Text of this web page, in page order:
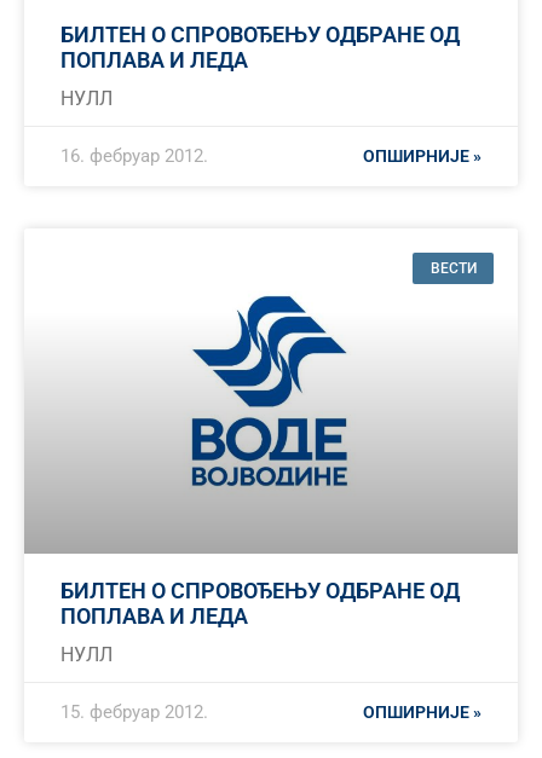
БИЛТЕН О СПРОВОЂЕЊУ ОДБРАНЕ ОД
ПОПЛАВА И ЛЕДА
НУЛЛ
ОПШИРНИЈЕ »
16. фебруар 2012.
ВЕСТИ
БИЛТЕН О СПРОВОЂЕЊУ ОДБРАНЕ ОД
ПОПЛАВА И ЛЕДА
НУЛЛ
ОПШИРНИЈЕ »
15. фебруар 2012.